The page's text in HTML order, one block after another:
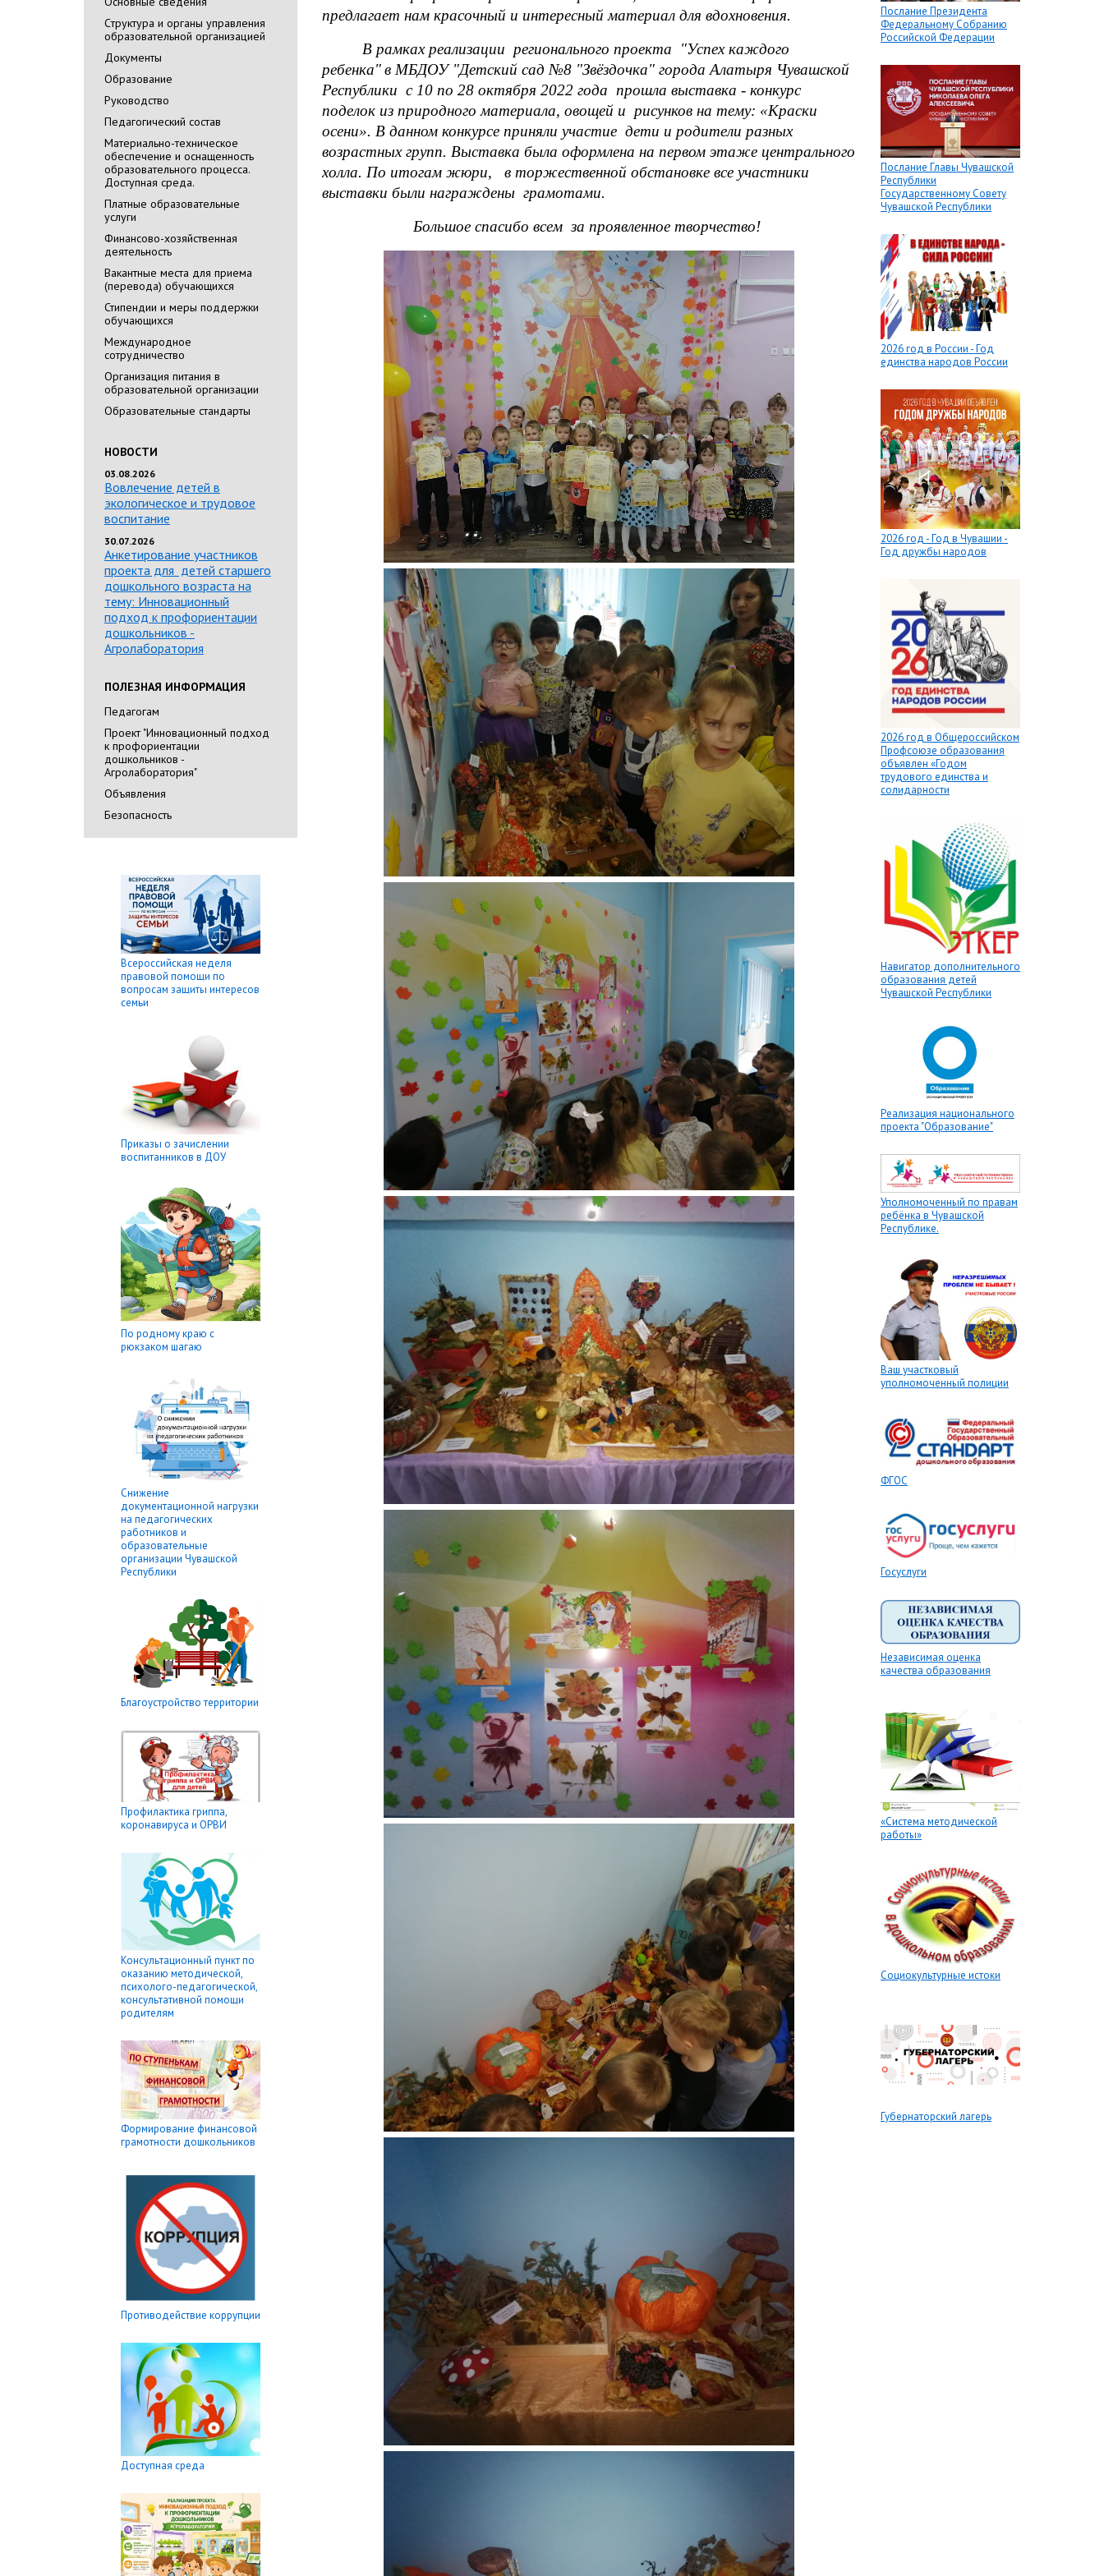
Cтруктура и органы управления
образовательной организацией
Документы
Образование
Руководство
Педагогический состав
Материально-техническое
обеспечение и оснащенность
образовательного процесса.
Доступная среда.
Платные образовательные
услуги
Финансово-хозяйственная
деятельность
Вакантные места для приема
(перевода) обучающихся
Стипендии и меры поддержки
обучающихся
Международное
сотрудничество
Организация питания в
образовательной организации
Образовательные стандарты
НОВОСТИ
03.08.2026
Вовлечение детей в
экологическое и трудовое
воспитание
30.07.2026
Анкетирование участников
проекта для детей старшего
дошкольного возраста на
тему: Инновационный
подход к профориентации
дошкольников -
Агролаборатория
ПОЛЕЗНАЯ ИНФОРМАЦИЯ
Педагогам
Проект "Инновационный подход
к профориентации
дошкольников -
Агролаборатория"
Объявления
Безопасность
Всероссийская неделя
правовой помощи по
вопросам защиты интересов
семьи
Приказы о зачислении
воспитанников в ДОУ
По родному краю с
рюкзаком шагаю
Снижение
документационной нагрузки
на педагогических
работников и
образовательные
организации Чувашской
Республики
Благоустройство территории
Профилактика гриппа,
коронавируса и ОРВИ
Консультационный пункт по
оказанию методической,
психолого-педагогической,
консультативной помощи
родителям
Формирование финансовой
грамотности дошкольников
Противодействие коррупции
Доступная среда
предлагает нам красочный и интересный материал для вдохновения.
В рамках реализации регионального проекта "Успех каждого
ребенка"в МБДОУ "Детский сад №8 "Звёздочка" города Алатыря Чувашской
Республики с 10 по 28 октября 2022 года прошла выставка - конкурс
поделок из природного материала, овощей и рисунков на тему: «Краски
осени». В данном конкурсе приняли участие дети и родители разных
возрастных групп. Выставка была оформлена на первом этаже центрального
холла. По итогам жюри, в торжественной обстановке все участники
выставки были награждены грамотами.
Большое спасибо всем за проявленное творчество!
Послание Президента
Федеральному Собранию
Российской Федерации
Послание Главы Чувашской
Республики
Государственному Совету
Чувашской Республики
2026 год в России - Год
единства народов России
2026 год - Год в Чувашии -
Год дружбы народов
2026 год в Общероссийском
Профсоюзе образования
объявлен «Годом
трудового единства и
солидарности
Навигатор дополнительного
образования детей
Чувашской Республики
Реализация национального
проекта "Образование"
Уполномоченный по правам
ребёнка в Чувашской
Республике.
Ваш участковый
уполномоченный полиции
ФГОС
Госуслуги
Независимая оценка
качества образования
«Система методической
работы»
Социокультурные истоки
Губернаторский лагерь